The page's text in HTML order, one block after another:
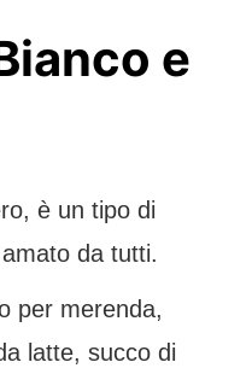
e
è un tipo di
da tutti.
per merenda,
latte, succo di